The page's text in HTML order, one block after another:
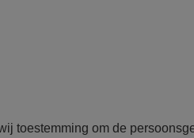
toestemming om de